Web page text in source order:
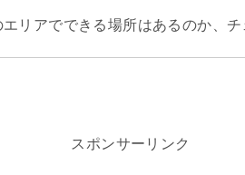
リアでできる場所はあるのか、チ
スポンサーリンク